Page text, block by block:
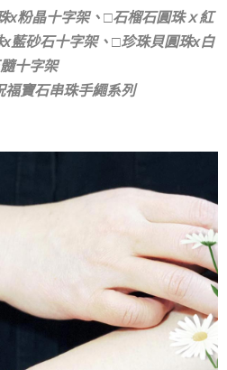
x粉晶十字架、□石榴石圓珠ｘ紅
藍砂石十字架、□珍珠貝圓珠x白
髓十字架
福寶石串珠手繩系列